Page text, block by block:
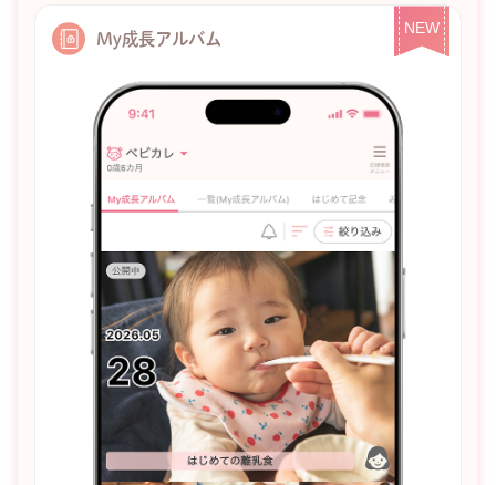
NEW
My成長アルバム